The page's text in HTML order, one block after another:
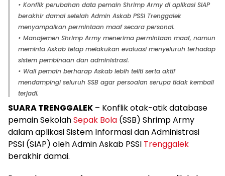
• Konflik perubahan data pemain Shrimp Army di aplikasi SIAP
berakhir damai setelah Admin Askab PSSI Trenggalek
menyampaikan permintaan maaf secara personal.
• Manajemen Shrimp Army menerima permintaan maaf, namun
meminta Askab tetap melakukan evaluasi menyeluruh terhadap
sistem pembinaan dan administrasi.
• Wali pemain berharap Askab lebih teliti serta aktif
mendampingi seluruh SSB agar persoalan serupa tidak kembali
terjadi.
SUARA TRENGGALEK – Konflik otak-atik database
pemain SekolahSepak Bola (SSB) Shrimp Army
dalam aplikasi Sistem Informasi dan Administrasi
PSSI (SIAP) oleh Admin Askab PSSI Trenggalek
berakhir damai.